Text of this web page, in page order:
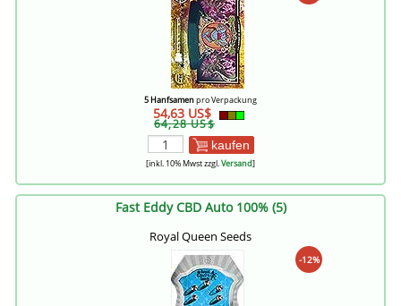
5 Hanfsamenpro Verpackung
54,63 US$
64,28 US$
kaufen
[inkl. 10% Mwst zzgl.Versand]
Fast Eddy CBD Auto 100% (5)
Royal Queen Seeds
-12%